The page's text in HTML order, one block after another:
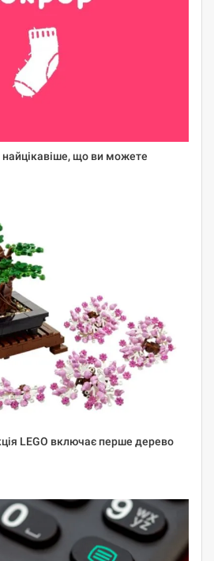
що ви можете
LEGO включає перше дерево